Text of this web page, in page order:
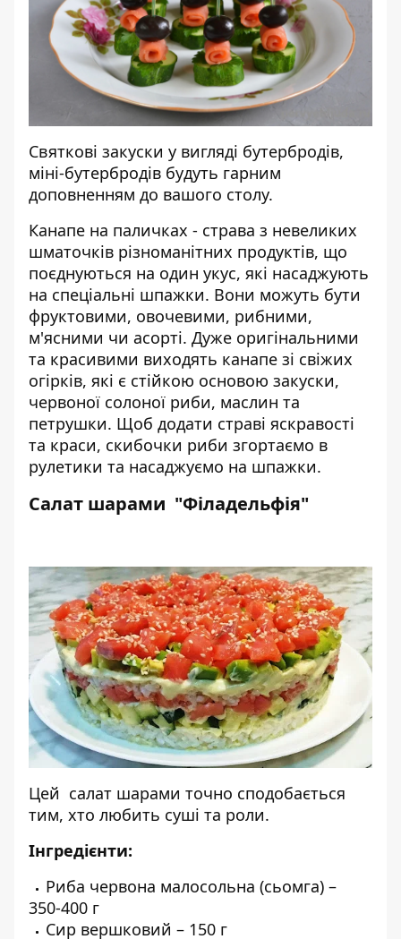
Святкові закуски у вигляді бутербродів,
міні-бутербродів будуть гарним
доповненням до вашого столу.
Канапе на паличках - страва з невеликих
шматочків різноманітних продуктів, що
поєднуються на один укус, які насаджують
на спеціальні шпажки. Вони можуть бути
фруктовими, овочевими, рибними,
м'ясними чи асорті. Дуже оригінальними
та красивими виходять канапе зі свіжих
огірків, які є стійкою основою закуски,
червоної солоної риби, маслин та
петрушки. Щоб додати страві яскравості
та краси, скибочки риби згортаємо в
рулетики та насаджуємо на шпажки.
Салат шарами "Філадельфія"
Цей салат шарами точно сподобається
тим, хто любить суші та роли.
Інгредієнти:
Риба червона малосольна (сьомга) –
350-400 г
Сир вершковий – 150 г